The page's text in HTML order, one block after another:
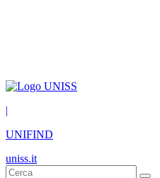
|
UNIFIND
uniss.it